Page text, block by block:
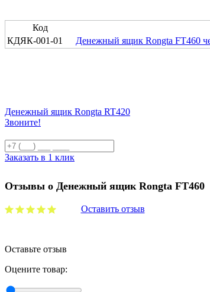
Код
КДЯК-001-01
Денежный ящик Rongta FT460
Денежный ящик Rongta RT420
Звоните!
Заказать в 1 клик
Отзывы о Денежный ящик Rongta FT460
Оставить отзыв
Оставьте отзыв
Оцените товар: